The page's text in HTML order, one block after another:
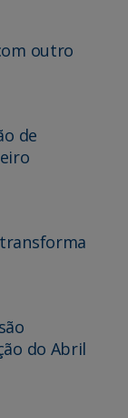
outro
de
do Abril